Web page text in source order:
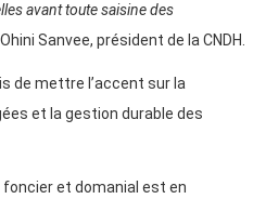
avant toute saisine des
Sanvee, président de la CNDH.
de mettre l’accent sur la
et la gestion durable des
foncier et domanial est en